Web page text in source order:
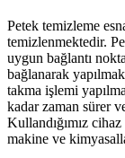
Petek temizleme
temizlenmektedir.
uygun bağlantı
bağlanarak
takma işlemi
kadar zaman sürer
Kullandığımız
makine ve